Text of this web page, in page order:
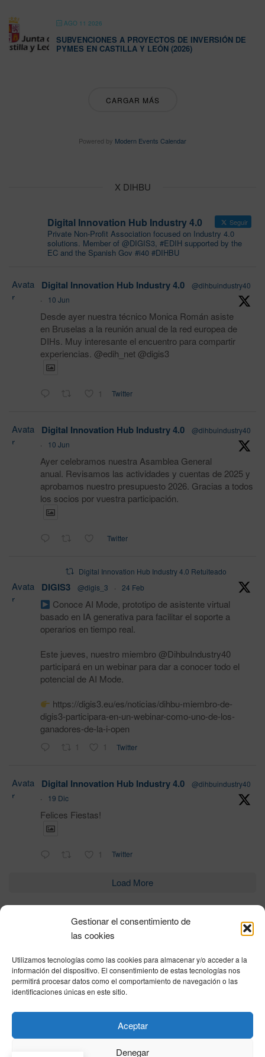
Gestionar el consentimiento de
las cookies
Utilizamos tecnologías como las cookies para almacenar y/o acceder a la
información del dispositivo. El consentimiento de estas tecnologías nos
permitirá procesar datos como el comportamiento de navegación o las
identificaciones únicas en este sitio.
Aceptar
Denegar
AGO 11 2026
SUBVENCIONES A PROYECTOS DE INVERSIÓN DE
PYMES EN CASTILLA Y LEÓN (2026)
CARGAR MÁS
Powered by Modern Events Calendar
X DIHBU
Digital Innovation Hub Industry 4.0 Seguir
Private Non-Profit Association focused on Industry 4.0
solutions. Member of @DIGIS3, #EDIH supported by the
EC and the Spanish Gov #i40 #DIHBU
Avata
r
Digital Innovation Hub Industry 4.0
@dihbuindustry40
·
10 Jun
Desde ayer nuestra técnico Monica Román asiste
en Bruselas a la reunión anual de la red europea de
DIHs. Muy interesante el encuentro para compartir
experiencias. @edih_net @digis3
1 Twitter
Avata
r
Digital Innovation Hub Industry 4.0
@dihbuindustry40
·
10 Jun
Ayer celebramos nuestra Asamblea General
anual. Revisamos las actividades y cuentas de 2025 y
aprobamos nuestro presupuesto 2026. Gracias a todos
los socios por vuestra participación.
Twitter
Digital Innovation Hub Industry 4.0 Retuiteado
Avata
r
DIGIS3 @digis_3 · 24 Feb
Conoce AI Mode, prototipo de asistente virtual
basado en IA generativa para facilitar el soporte a
operarios en tiempo real.
Este jueves, nuestro miembro @DihbuIndustry40
participará en un webinar para dar a conocer todo el
potencial de AI Mode.
https://digis3.eu/es/noticias/dihbu-miembro-de-
digis3-participara-en-un-webinar-como-uno-de-los-
ganadores-de-la-i-open
1 1 Twitter
Avata
r
Digital Innovation Hub Industry 4.0
@dihbuindustry40
·
19 Dic
Felices Fiestas!
1 Twitter
Load More
HOME
Privacy Policy|Legal Notice |Cookies Policy|DNSH|Home
© DIHBU 2026